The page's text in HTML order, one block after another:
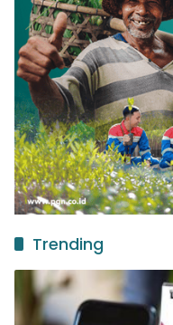
Trending